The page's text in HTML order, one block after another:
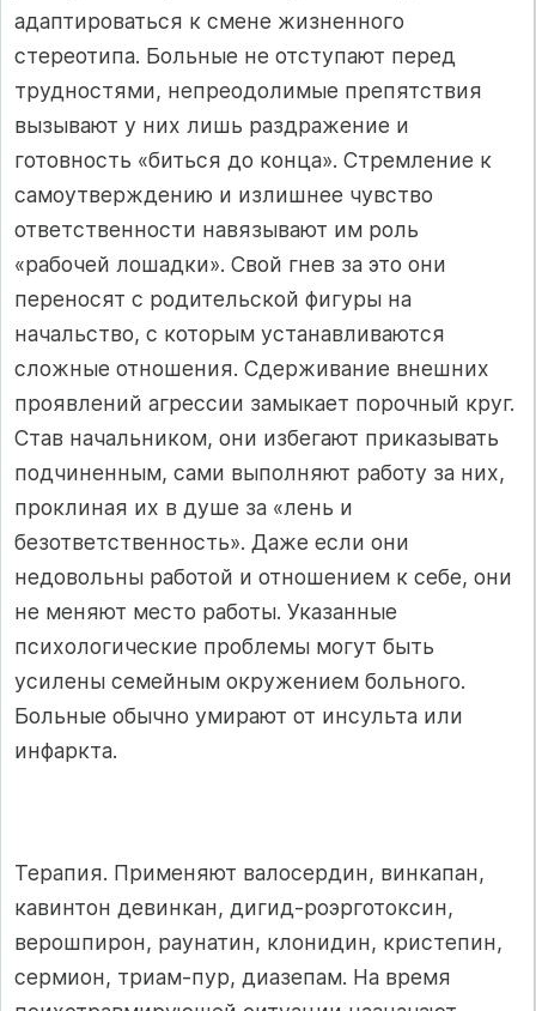
адаптироваться к смене жизненного
стереотипа. Больные не отступают перед
трудностями, непреодолимые препятствия
вызывают у них лишь раздражение и
готовность «биться до конца». Стремление к
самоутверждению и излишнее чувство
ответственности навязывают им роль
«рабочей лошадки». Свой гнев за это они
переносят с родительской фигуры на
начальство, с которым устанавливаются
сложные отношения. Сдерживание внешних
проявлений агрессии замыкает порочный круг.
Став начальником, они избегают приказывать
подчиненным, сами выполняют работу за них,
проклиная их в душе за «лень и
безответственность». Даже если они
недовольны работой и отношением к себе, они
не меняют место работы. Указанные
психологические проблемы могут быть
усилены семейным окружением больного.
Больные обычно умирают от инсульта или
инфаркта.
Терапия. Применяют валосердин, винкапан,
кавинтон девинкан, дигид-роэрготоксин,
верошпирон, раунатин, клонидин, кристепин,
сермион, триам-пур, диазепам. На время